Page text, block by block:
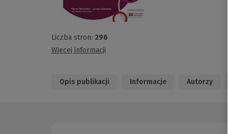
Liczba stron: 296
Więcej informacji
Opis publikacji Informacje Autorzy